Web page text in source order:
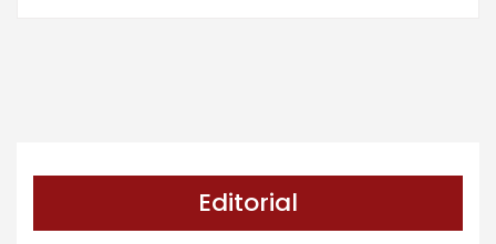
Editorial
LA ORA ÎNCHIDERILOR. SARMIZEGETUSA, REFUZATĂ
TURISMULUI